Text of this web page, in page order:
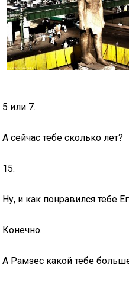
5 или 7.
А сейчас тебе сколько лет?
15.
Ну, и как понравился тебе
Конечно.
А Рамзес какой тебе
Happy
Main Thing
EXIST! С